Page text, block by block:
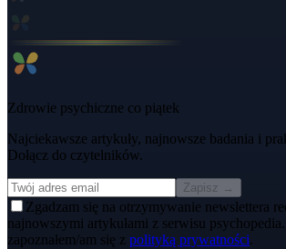
Zdrowie psychiczne co piątek
Najciekawsze artykuły, najnowsze badania i
Dołącz do czytelników.
Zapisz →
Zgadzam się na otrzymywanie newslettera
najnowszymi artykułami z serwisu
zapoznałem/am się z polityką prywatności.